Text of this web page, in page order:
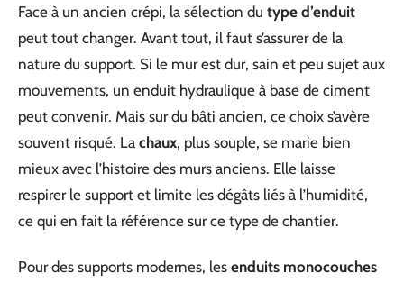
Face à un ancien crépi, la sélection du type d’enduit
peut tout changer. Avant tout, il faut s’assurer de la
nature du support. Si le mur est dur, sain et peu sujet aux
mouvements, un enduit hydraulique à base de ciment
peut convenir. Mais sur du bâti ancien, ce choix s’avère
souvent risqué. La chaux, plus souple, se marie bien
mieux avec l’histoire des murs anciens. Elle laisse
respirer le support et limite les dégâts liés à l’humidité,
ce qui en fait la référence sur ce type de chantier.
Pour des supports modernes, les enduits monocouches